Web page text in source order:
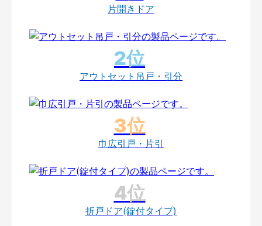
片開きドア
アウトセット吊戸・引分
巾広引戸・片引
折戸ドア(錠付タイプ)